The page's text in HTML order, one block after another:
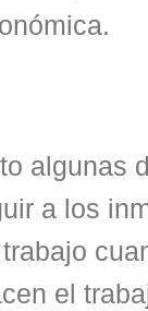
algunas
a los
el